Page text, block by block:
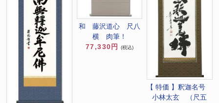
和 藤沢道心 尺八
横 肉筆！
77,330円
(税込)
【 特価 】釈迦名号
小林太玄 （尺五